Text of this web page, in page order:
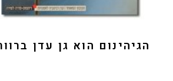
הגיהינום הוא גן עדן